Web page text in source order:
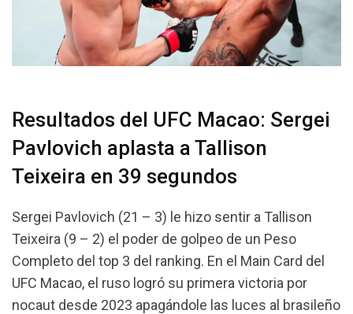
Resultados del UFC Macao: Sergei
Pavlovich aplasta a Tallison
Teixeira en 39 segundos
Sergei Pavlovich (21 – 3) le hizo sentir a Tallison
Teixeira (9 – 2) el poder de golpeo de un Peso
Completo del top 3 del ranking. En el Main Card del
UFC Macao, el ruso logró su primera victoria por
nocaut desde 2023 apagándole las luces al brasileño